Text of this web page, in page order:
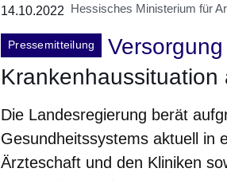
14.10.2022 Hessisches Ministerium für
Pressemitteilung
Versorgung
Krankenhaussituation
Die Landesregierung berät
Gesundheitssystems aktuell in
Ärzteschaft und den Kliniken